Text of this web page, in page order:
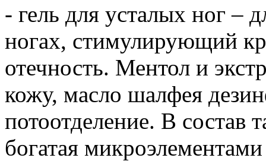
- гель для усталых ног –
ногах, стимулирующий
отечность. Ментол и
кожу, масло шалфея
потоотделение. В состав
богатая